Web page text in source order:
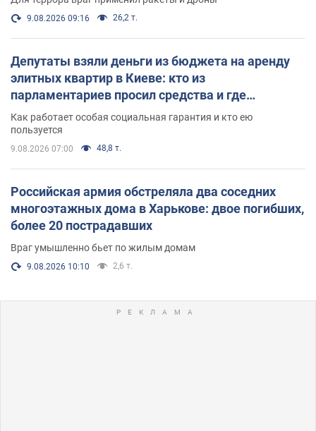
9.08.2026 09:16 26,2 т.
Депутаты взяли деньги из бюджета на аренду
элитных квартир в Киеве: кто из
парламентариев просил средства и где
поселился
Как работает особая социальная гарантия и кто ею
пользуется
9.08.2026 07:00 48,8 т.
Российская армия обстреляла два соседних
многоэтажных дома в Харькове: двое погибших,
более 20 пострадавших
Враг умышленно бьет по жилым домам
9.08.2026 10:10 2,6 т.